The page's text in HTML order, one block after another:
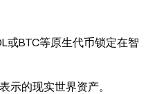
或BTC等原生代币锁定在智
示的现实世界资产。